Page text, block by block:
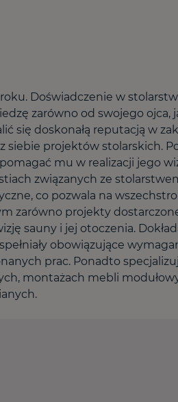
Doświadczenie w
zarówno od swojego ojca,
się doskonałą reputacją w
siebie projektów stolarskich.
mu w realizacji jego
związanych ze
co pozwala na
zarówno projekty
sauny i jej otoczenia.
obowiązujące
prac. Ponadto
montażach mebli